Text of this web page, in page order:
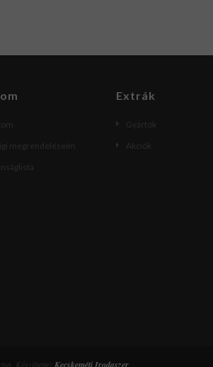
megrendeléseim
Extrák
Gyártók
Akciók
Készíttette: Kecskeméti Irodaszer